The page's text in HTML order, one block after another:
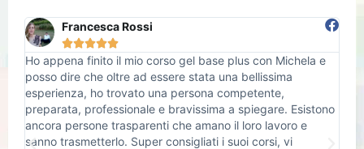
Alice Alvisi

Ho eseguito un corso base gel plus con Michela. Ne avevo
già fatti due in passato ma non ero stata per niente
soddisfatta. Piena di incertezze e delusione avevo paura
di rimettermi in gioco perché pensavo che fossi io il
problema e che non sarei mai stata in grado di potercela
fare. Michela in questi giorni mi ha insegnato tantissime